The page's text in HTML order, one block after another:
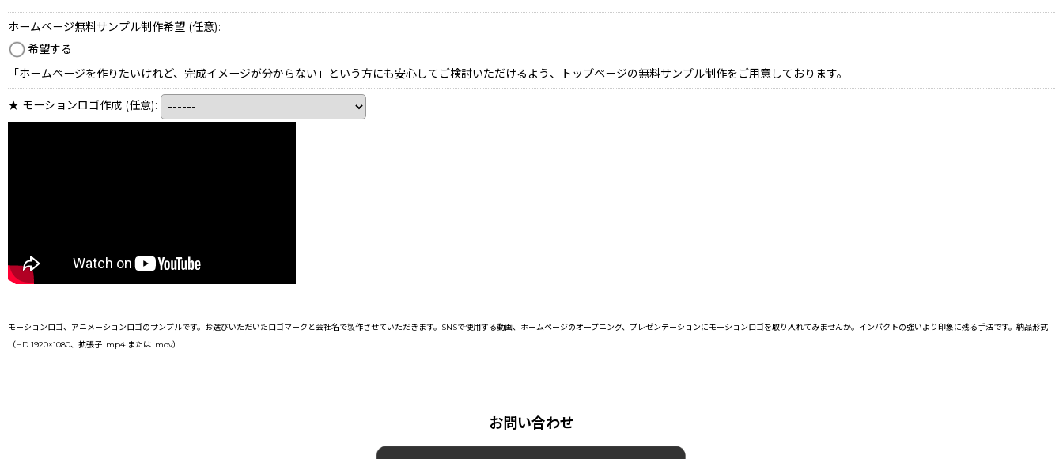
ホームページ無料サンプル制作希望 (任意):
希望する
「ホームページを作りたいけれど、完成イメージが分からない」という方にも安心してご検討いただけるよう、トップページの無料サンプル制作をご用意しております。
★ モーションロゴ作成 (任意):
モーションロゴ、アニメーションロゴのサンプルです。お選びいただいたロゴマークと会社名で製作させていただきます。SNSで使用する動画、ホームページのオープニング、プレゼンテーションにモーションロゴを取り入れてみませんか。インパクトの強いより印象に残る手法です。納品形式
（HD 1920×1080、拡張子 .mp4 または .mov）
お問い合わせ